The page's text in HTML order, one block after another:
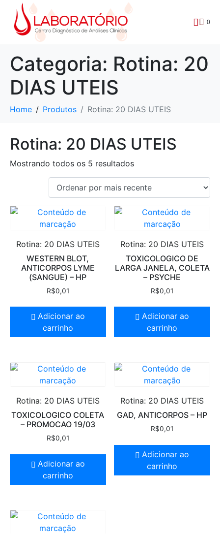
0
Categoria: Rotina: 20
DIAS UTEIS
Home Produtos Rotina: 20 DIAS UTEIS
Rotina: 20 DIAS UTEIS
Mostrando todos os 5 resultados
Rotina: 20 DIAS UTEIS
WESTERN BLOT,
ANTICORPOS LYME
(SANGUE) – HP
R$0,01
Adicionar ao
carrinho
Rotina: 20 DIAS UTEIS
TOXICOLOGICO DE
LARGA JANELA, COLETA
– PSYCHE
R$0,01
Adicionar ao
carrinho
Rotina: 20 DIAS UTEIS
TOXICOLOGICO COLETA
– PROMOCAO 19/03
R$0,01
Adicionar ao
carrinho
Rotina: 20 DIAS UTEIS
GAD, ANTICORPOS – HP
R$0,01
Adicionar ao
carrinho